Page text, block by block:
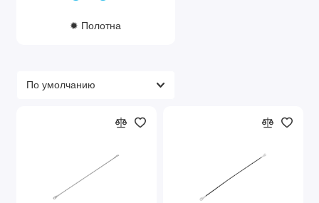
✹ Полотна